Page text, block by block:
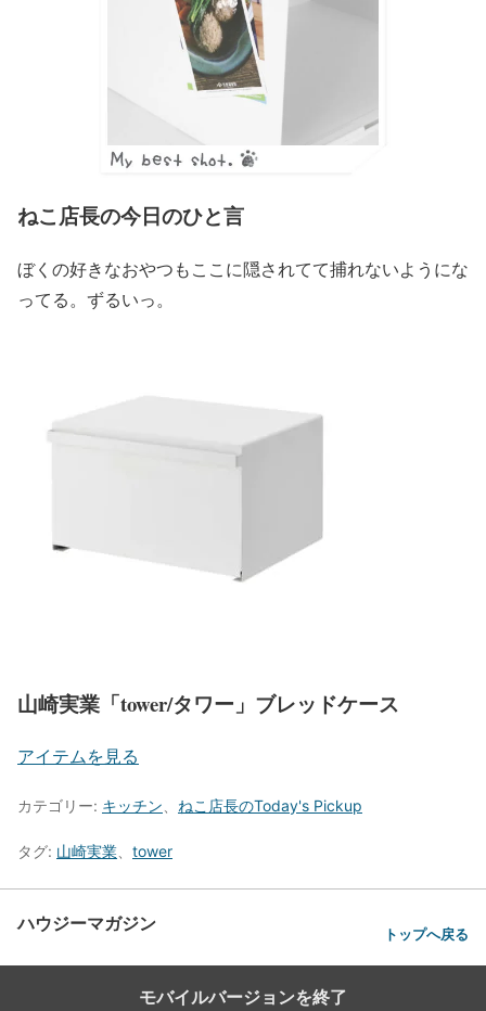
ねこ店長の今日のひと言
ぼくの好きなおやつもここに隠されてて捕れないようにな
ってる。ずるいっ。
山崎実業「tower/タワー」ブレッドケース
アイテムを見る
カテゴリー: キッチン ねこ店長のToday's Pickup
タグ: 山崎実業 tower
ハウジーマガジン トップへ戻る
モバイルバージョンを終了